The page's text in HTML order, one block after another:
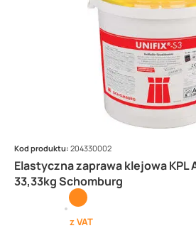
Elastyczna zaprawa klejowa KPL
33,33kg Schomburg
Kod produktu: 204330002
z VAT